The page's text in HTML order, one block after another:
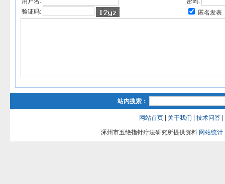
验证码:
匿名发表
站内搜索：
网站首页 关于我们 技术问答
涿州市五绝指针疗法研究所提供资料 网站统计